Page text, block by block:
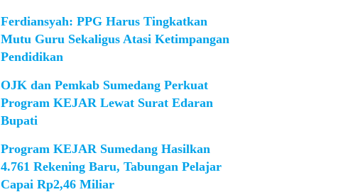
Ferdiansyah: PPG Harus Tingkatkan
Mutu Guru Sekaligus Atasi Ketimpangan
Pendidikan
OJK dan Pemkab Sumedang Perkuat
Program KEJAR Lewat Surat Edaran
Bupati
Program KEJAR Sumedang Hasilkan
4.761 Rekening Baru, Tabungan Pelajar
Capai Rp2,46 Miliar